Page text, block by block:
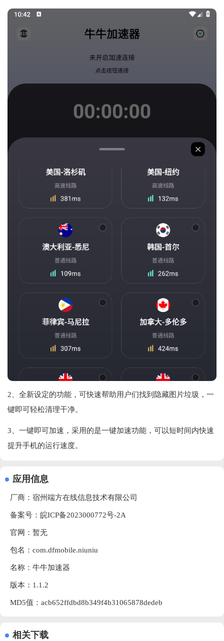
2、全新设定的功能，可快速帮助用户们找到隐藏图片垃圾，一
键即可轻松清理干净。
3、一键即可加速，采用的是一键加速功能，可以短时间内快速
提升手机的运行速度。
应用信息
厂商： 宿州端方在线信息技术有限公司
备案号：皖ICP备2023000772号-2A
官网：暂无
包名：com.dfmobile.niuniu
名称：牛牛加速器
版本：1.1.2
MD5值：acb652ffdbd8b349f4b31065878dedeb
相关下载